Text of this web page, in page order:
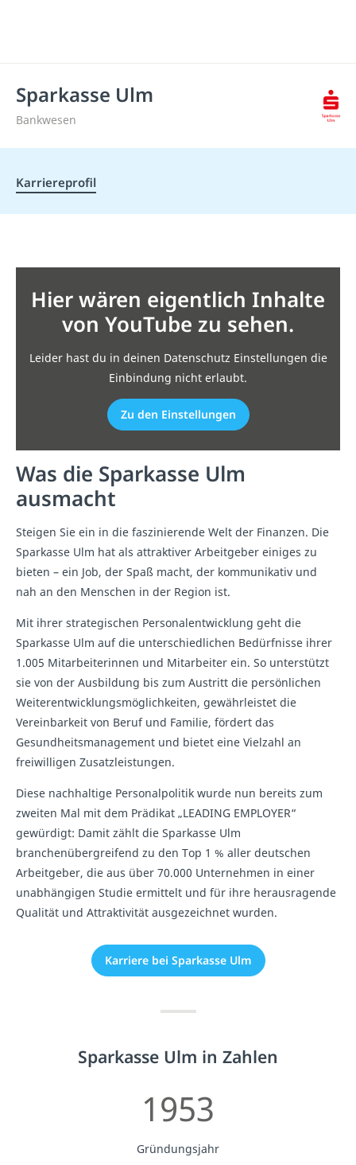
Sparkasse Ulm
Bankwesen
Karriereprofil
Was die Sparkasse Ulm
ausmacht
Steigen Sie ein in die faszinierende Welt der Finanzen. Die
Sparkasse Ulm hat als attraktiver Arbeitgeber einiges zu
bieten – ein Job, der Spaß macht, der kommunikativ und
nah an den Menschen in der Region ist.
Mit ihrer strategischen Personalentwicklung geht die
Sparkasse Ulm auf die unterschiedlichen Bedürfnisse ihrer
1.005 Mitarbeiterinnen und Mitarbeiter ein. So unterstützt
sie von der Ausbildung bis zum Austritt die persönlichen
Weiterentwicklungsmöglichkeiten, gewährleistet die
Vereinbarkeit von Beruf und Familie, fördert das
Gesundheitsmanagement und bietet eine Vielzahl an
freiwilligen Zusatzleistungen.
Diese nachhaltige Personalpolitik wurde nun bereits zum
zweiten Mal mit dem Prädikat „LEADING EMPLOYER“
gewürdigt: Damit zählt die Sparkasse Ulm
branchenübergreifend zu den Top 1 % aller deutschen
Arbeitgeber, die aus über 70.000 Unternehmen in einer
unabhängigen Studie ermittelt und für ihre herausragende
Qualität und Attraktivität ausgezeichnet wurden.
Karriere bei Sparkasse Ulm
Hier wären eigentlich Inhalte
von YouTube zu sehen.
Leider hast du in deinen Datenschutz Einstellungen die
Einbindung nicht erlaubt.
Zu den Einstellungen
Sparkasse Ulm in Zahlen
1953
Gründungsjahr